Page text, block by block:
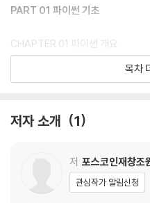
PART 01 파이썬 기초
CHAPTER 01 파이썬 개요
1.1 파이썬이란?
1.2 파이썬 업무 활용
___업무 자동화
1.3 파이썬 개발 환경 준비
목차
저자 소개 1
저 포스코인재창조
관심작가 알림신청